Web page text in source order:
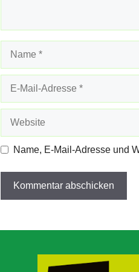
Adresse
Name, E-Mail-Adresse und